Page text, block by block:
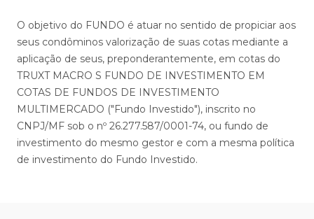
O objetivo do FUNDO é atuar no sentido de propiciar aos
seus condôminos valorização de suas cotas mediante a
aplicação de seus, preponderantemente, em cotas do
TRUXT MACRO S FUNDO DE INVESTIMENTO EM
COTAS DE FUNDOS DE INVESTIMENTO
MULTIMERCADO ("Fundo Investido"), inscrito no
CNPJ/MF sob o nº 26.277.587/0001-74, ou fundo de
investimento do mesmo gestor e com a mesma política
de investimento do Fundo Investido.